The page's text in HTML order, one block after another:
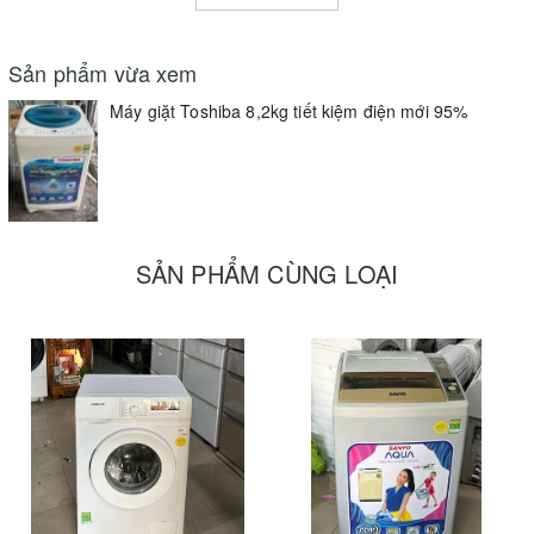
Điện thoại : - 0912911680 - 0937602399 -0977993598
Sản phẩm vừa xem
Máy giặt Toshiba 8,2kg tiết kiệm điện mới 95%
SẢN PHẨM CÙNG LOẠI